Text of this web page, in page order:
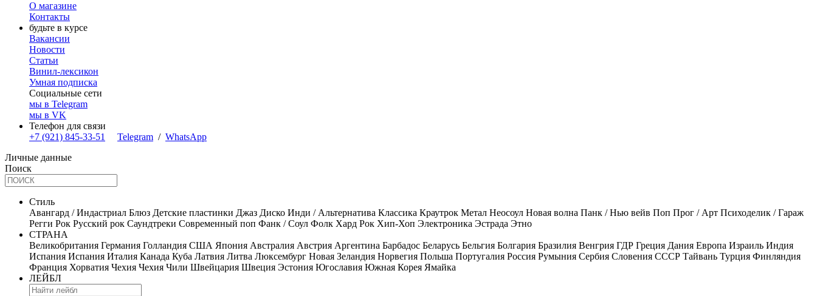
О магазине
Контакты
будьте в курсе
Вакансии
Новости
Статьи
Винил-лексикон
Умная подписка
Социальные сети
мы в Telegram
мы в VK
Телефон для связи
+7 (921) 845-33-51
Telegram / WhatsApp
Личные данные
Поиск
Стиль
Авангард / Индастриал Блюз Детские пластинки Джаз Диско Инди / Альтернатива Классика Краутрок Метал Неосоул Новая волна Панк / Нью вейв Поп Прог / Арт Психоделик / Гараж
Регги Рок Русский рок Саундтреки Современный поп Фанк / Соул Фолк Хард Рок Хип-Хоп Электроника Эстрада Этно
СТРАНА
Великобритания Германия Голландия США Япония Австралия Австрия Аргентина Барбадос Беларусь Бельгия Болгария Бразилия Венгрия ГДР Греция Дания Европа Израиль Индия
Испания Испания Италия Канада Куба Латвия Литва Люксембург Новая Зеландия Норвегия Польша Португалия Россия Румыния Сербия Словения СССР Тайвань Турция Финляндия
Франция Хорватия Чехия Чехия Чили Швейцария Швеция Эстония Югославия Южная Корея Ямайка
ЛЕЙБЛ